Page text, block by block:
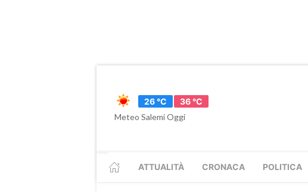
26 °C
36 °C
Meteo Salemi Oggi
ATTUALITÀ CRONACA POLITICA